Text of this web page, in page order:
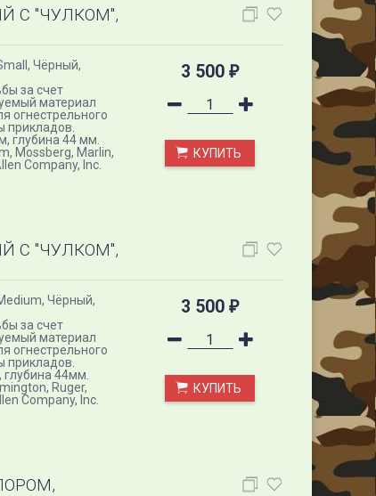
С "ЧУЛКОМ",
Чёрный,
за счет
материал
огнестрельного
прикладов.
глубина 44 мм.
Mossberg, Marlin,
Company, Inc.
3 500₽
КУПИТЬ
С "ЧУЛКОМ",
Чёрный,
за счет
материал
огнестрельного
прикладов.
44мм.
Ruger,
Company, Inc.
3 500₽
КУПИТЬ